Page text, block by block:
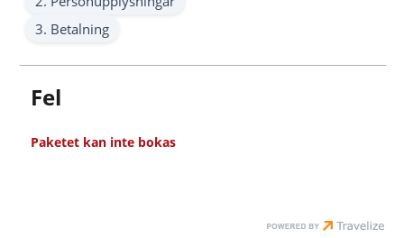
3. Betalning
Fel
Paketet kan inte bokas